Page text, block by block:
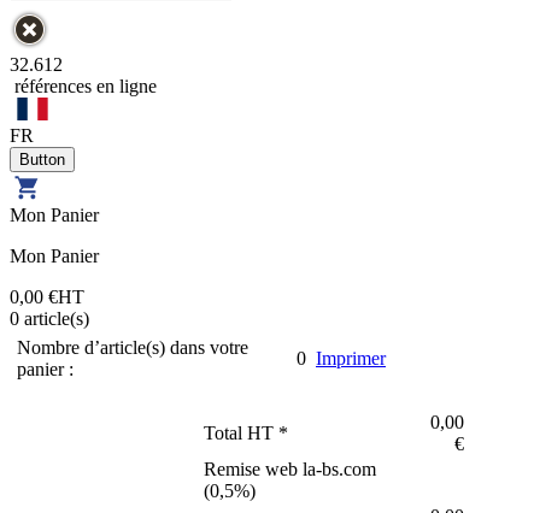
32.612
références en ligne
FR
Mon Panier
Mon Panier
0,00 €HT
0 article(s)
Nombre d’article(s) dans votre
panier :
0 Imprimer
Total HT *
0,00
€
Remise web la-bs.com
(0,5%)